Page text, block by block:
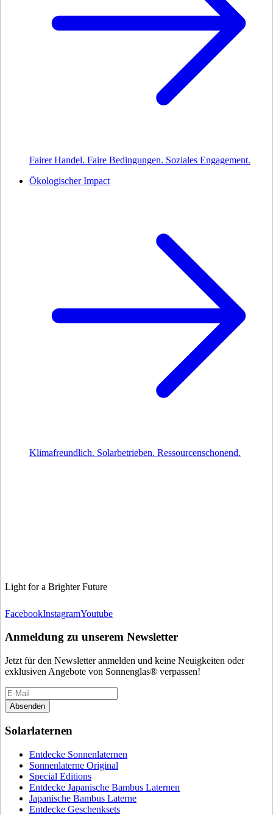
Fairer Handel. Faire Bedingungen. Soziales Engagement.
Ökologischer Impact
Klimafreundlich. Solarbetrieben. Ressourcenschonend.
Light for a Brighter Future
FacebookInstagramYoutube
Anmeldung zu unserem Newsletter
Jetzt für den Newsletter anmelden und keine Neuigkeiten oder
exklusiven Angebote von Sonnenglas® verpassen!
Absenden
Solarlaternen
Entdecke Sonnenlaternen
Sonnenlaterne Original
Special Editions
Entdecke Japanische Bambus Laternen
Japanische Bambus Laterne
Entdecke Geschenksets